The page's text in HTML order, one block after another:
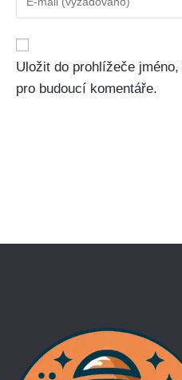
Uložit do prohlížeče
pro budoucí komentáře.